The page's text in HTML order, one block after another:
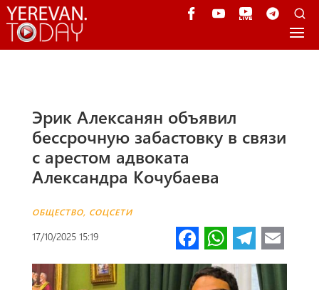
Эрик Алексанян объявил
бессрочную забастовку в связи
с арестом адвоката
Александра Кочубаева
ОБЩЕСТВО, СОЦСЕТИ
17/10/2025 15:19 Fa
ce
b
W
h
at
Te
le
gr
m